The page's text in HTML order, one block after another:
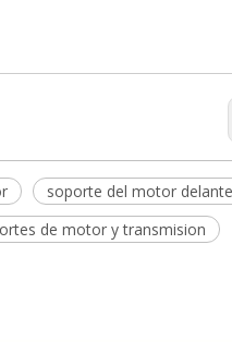
soporte del motor
de motor y transmision